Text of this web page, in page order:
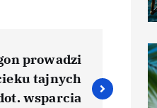
prowadzi
tajnych
wsparcia